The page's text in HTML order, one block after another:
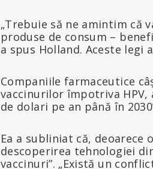
„Trebuie să ne amintim că
produse de consum –
a spus Holland. Aceste legi
Companiile farmaceutice
vaccinurilor împotriva HPV,
de dolari pe an până în
Ea a subliniat că,
descoperirea tehnologiei
vaccinuri”. „Există un